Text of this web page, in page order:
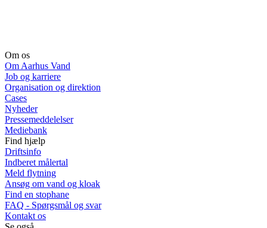
Om os
Om Aarhus Vand
Job og karriere
Organisation og direktion
Cases
Nyheder
Pressemeddelelser
Mediebank
Find hjælp
Driftsinfo
Indberet målertal
Meld flytning
Ansøg om vand og kloak
Find en stophane
FAQ - Spørgsmål og svar
Kontakt os